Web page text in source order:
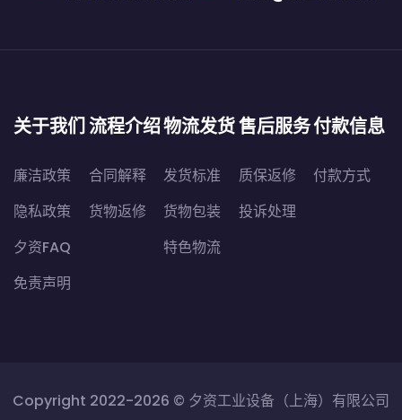
关于我们
廉洁政策
隐私政策
夕资FAQ
免责声明
流程介绍
合同解释
货物返修
物流发货
发货标准
货物包装
特色物流
售后服务
质保返修
投诉处理
付款信息
付款方式
Copyright 2022-2026 © 夕资工业设备（上海）有限公司